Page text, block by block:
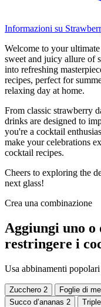
Informazioni su
Welcome to your
sweet and juicy allure of
into refreshing
recipes, perfect for
relaxing day at home.
From classic strawberry
drinks are designed to
you're a cocktail
make your celebrations
cocktail recipes.
Cheers to exploring the
next glass!
Crea una combinazione
Aggiungi uno
restringere i
Usa abbinamenti
Zucchero 2 Foglie di
Succo d’ananas 2